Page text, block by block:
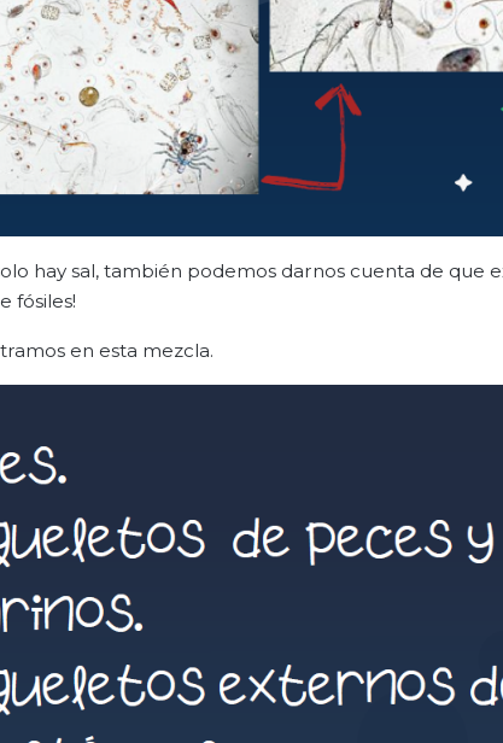
hay sal, también podemos darnos cuenta de que
fósiles!
en esta mezcla.